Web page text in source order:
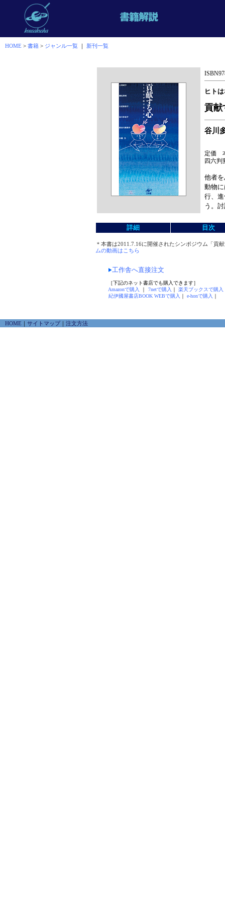
HOME > 書籍 > ジャンル一覧 ｜ 新刊一覧
ヒト
貢献
谷川
定価
四六
他者
動物
行、
う。
詳細 目次
＊本書は2011.7.16に開催されたシンポジウム「貢
ムの動画はこちら
工作舎へ直接注文
［下記のネット書店でも購入できます］
Amazonで購入
｜ 7netで購入 ｜ 楽天ブックスで購入
紀伊國屋書店BOOK WEBで購入 ｜ e-honで購入 ｜
HOME ｜ サイトマップ｜ 注文方法